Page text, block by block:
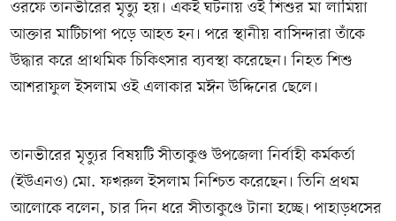
ওরফে তানভীরের মৃত্যু হয়। একই ঘটনায় ওই শিশুর মা লামিয়া
আক্তার মাটিচাপা পড়ে আহত হন। পরে স্থানীয় বাসিন্দারা তাঁকে
উদ্ধার করে প্রাথমিক চিকিৎসার ব্যবস্থা করেছেন। নিহত শিশু
আশরাফুল ইসলাম ওই এলাকার মঈন উদ্দিনের ছেলে।
তানভীরের মৃত্যুর বিষয়টি সীতাকুণ্ড উপজেলা নির্বাহী কর্মকর্তা
(ইউএনও) মো. ফখরুল ইসলাম নিশ্চিত করেছেন। তিনি প্রথম
আলোকে বলেন, চার দিন ধরে সীতাকুণ্ডে টানা হচ্ছে। পাহাড়ধসের